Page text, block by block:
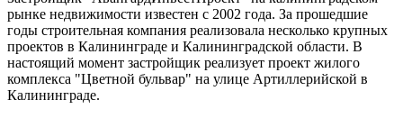
рынке недвижимости известен с 2002 года. За прошедшие
годы строительная компания реализовала несколько крупных
проектов в Калининграде и Калининградской области. В
настоящий момент застройщик реализует проект жилого
комплекса "Цветной бульвар" на улице Артиллерийской в
Калининграде.